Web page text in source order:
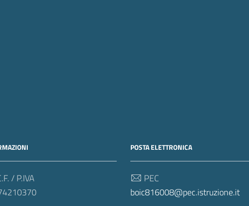
/ P.IVA
POSTA ELETTRONICA
PEC
boic816008@pec.istruzione.it